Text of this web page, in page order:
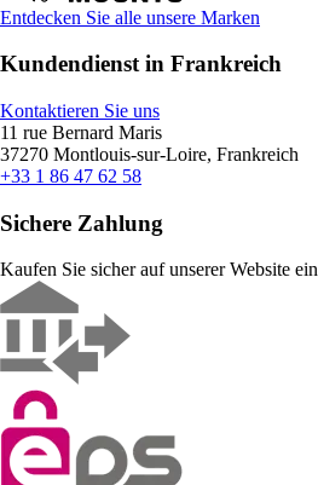
Entdecken Sie alle unsere Marken
Kundendienst in Frankreich
Kontaktieren Sie uns
11 rue Bernard Maris
37270 Montlouis-sur-Loire, Frankreich
+33 1 86 47 62 58
Sichere Zahlung
Kaufen Sie sicher auf unserer Website ein